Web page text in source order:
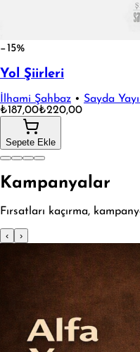
−15%
Yol Şiirleri
İlhami Şahbaz • Sayda
₺187,00₺220,00
Sepete Ekle
Kampanyalar
Fırsatları kaçırma,
‹ ›